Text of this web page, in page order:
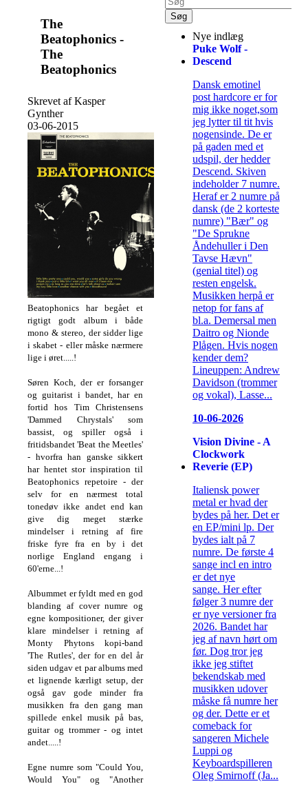
The
Beatophonics -
The
Beatophonics
Skrevet af Kasper
Gynther
03-06-2015
Beatophonics har begået et
rigtigt godt album i både
mono & stereo, der sidder lige
i skabet - eller måske nærmere
lige i øret.....!
Søren Koch, der er forsanger
og guitarist i bandet, har en
fortid hos Tim Christensens
'Dammed Chrystals' som
bassist, og spiller også i
fritidsbandet 'Beat the Meetles'
- hvorfra han ganske sikkert
har hentet stor inspiration til
Beatophonics repetoire - der
selv for en nærmest total
tonedøv ikke andet end kan
give dig meget stærke
mindelser i retning af fire
friske fyre fra en by i det
norlige England engang i
60'erne...!
Albummet er fyldt med en god
blanding af cover numre og
egne kompositioner, der giver
klare mindelser i retning af
Monty Phytons kopi-band
'The Rutles', der for en del år
siden udgav et par albums med
et lignende kærligt setup, der
også gav gode minder fra
musikken fra den gang man
spillede enkel musik på bas,
guitar og trommer - og intet
andet.....!
Egne numre som "Could You,
Would You" og "Another
Nye indlæg
Puke Wolf -
Descend
Dansk emotinel
post hardcore er for
mig ikke noget,som
jeg lytter til tit hvis
nogensinde. De er
på gaden med et
udspil, der hedder
Descend. Skiven
indeholder 7 numre.
Heraf er 2 numre på
dansk (de 2 korteste
numre) "Bær" og
"De Sprukne
Åndehuller i Den
Tavse Hævn"
(genial titel) og
resten engelsk.
Musikken herpå er
netop for fans af
bl.a. Demersal men
Daitro og Nionde
Plågen. Hvis nogen
kender dem?
Lineuppen: Andrew
Davidson (trommer
og vokal), Lasse...
10-06-2026
Vision Divine - A
Clockwork
Reverie (EP)
Italiensk power
metal er hvad der
bydes på her. Det er
en EP/mini lp. Der
bydes ialt på 7
numre. De første 4
sange incl en intro
er det nye
sange. Her efter
følger 3 numre der
er nye versioner fra
2026. Bandet har
jeg af navn hørt om
før. Dog tror jeg
ikke jeg stiftet
bekendskab med
musikken udover
måske få numre her
og der. Dette er et
comeback for
sangeren Michele
Luppi og
Keyboardspilleren
Oleg Smirnoff (Ja...